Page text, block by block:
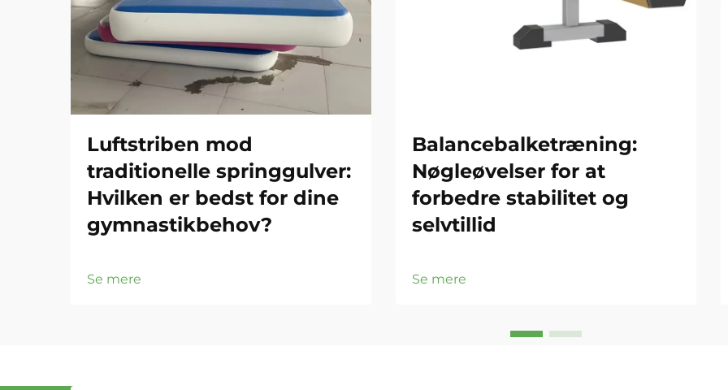
Luftstriben mod
traditionelle springgulver:
Hvilken er bedst for dine
gymnastikbehov?
Se mere
Balancebalketræning:
Nøgleøvelser for at
forbedre stabilitet og
selvtillid
Se mere